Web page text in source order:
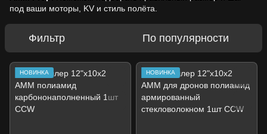
под ваши моторы, KV и стиль полёта.
Фильтр По популярности
НОВИНКА НОВИНКА